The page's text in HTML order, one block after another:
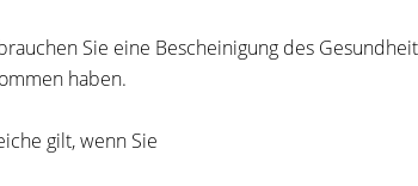
Sie eine Bescheinigung des
haben.
gilt, wenn Sie